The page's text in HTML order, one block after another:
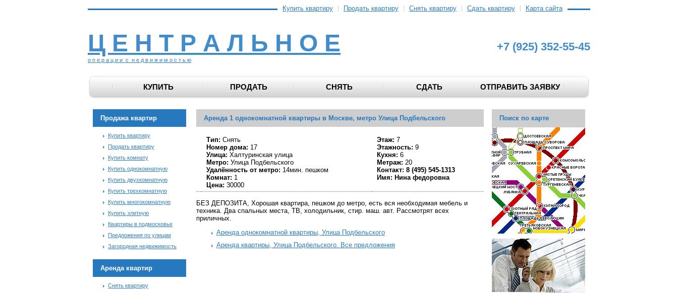
Купить квартиру Продать квартиру Снять квартиру Сдать квартиру Карта сайта
Ц Е Н Т Р А Л Ь Н О Е
о п е р а ц и и с н е д в и ж и м о с т ь ю
+7 (925) 352-55-45
КУПИТЬ ПРОДАТЬ СНЯТЬ СДАТЬ ОТПРАВИТЬ ЗАЯВКУ
Продажа квартир
Купить квартиру
Продать квартиру
Купить комнату
Купить однокомнатную
Купить двухкомнатную
Купить трехкомнатную
Купить многокомнатную
Купить элитную
Квартиры в подмосковье
Предложения по улицам
Загородная недвижимость
Аренда квартир
Снять квартиру
Аренда 1 однокомнатной квартиры в Москве, метро Улица Подбельского
Тип: Снять
Номер дома: 17
Улица: Халтуринская улица
Метро: Улица Подбельского
Удалённость от метро: 14мин. пешком
Комнат: 1
Цена: 30000
Этаж: 7
Этажность: 9
Кухня: 6
Метраж: 20
Контакт: 8 (495) 545-1313
Имя: Нина федоровна
БЕЗ ДЕПОЗИТА, Хорошая квартира, пешком до метро, есть вся необходимая мебель и
техника. Два спальных места, ТВ, холодильник, стир. маш. авт. Рассмотрят всех
приличных.
Аренда однокомнатной квартиры, Улица Подбельского
Аренда квартиры, Улица Подбельского. Все предложения
Поиск по карте